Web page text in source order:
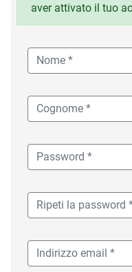
aver attivato il tuo